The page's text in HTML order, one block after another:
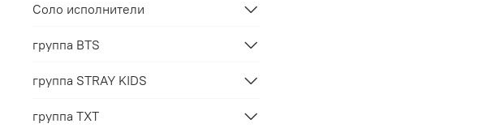
Соло исполнители
группа BTS
группа STRAY KIDS
группа TXT